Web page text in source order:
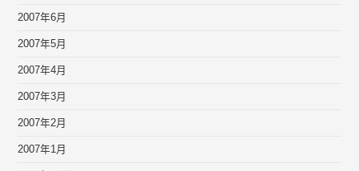
2007年6月
2007年5月
2007年4月
2007年3月
2007年2月
2007年1月